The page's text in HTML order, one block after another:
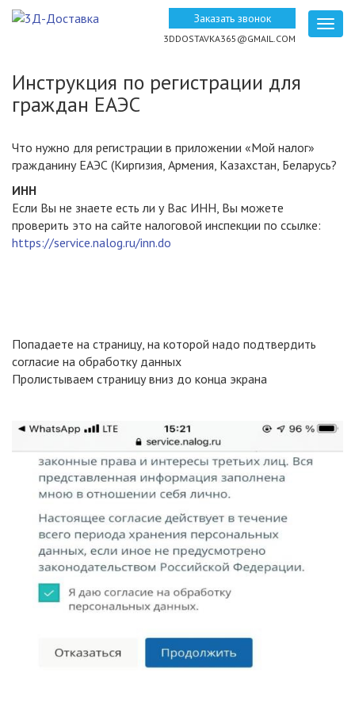
Перейти
Заказать звонок
3DDOSTAVKA365@GMAIL.COM
Инструкция по регистрации для
граждан ЕАЭС
Что нужно для регистрации в приложении «Мой налог»
гражданину ЕАЭС (Киргизия, Армения, Казахстан, Беларусь?
ИНН
Если Вы не знаете есть ли у Вас ИНН, Вы можете
проверить это на сайте налоговой инспекции по ссылке:
https://service.nalog.ru/inn.do
Попадаете на страницу, на которой надо подтвердить
согласие на обработку данных
Пролистываем страницу вниз до конца экрана